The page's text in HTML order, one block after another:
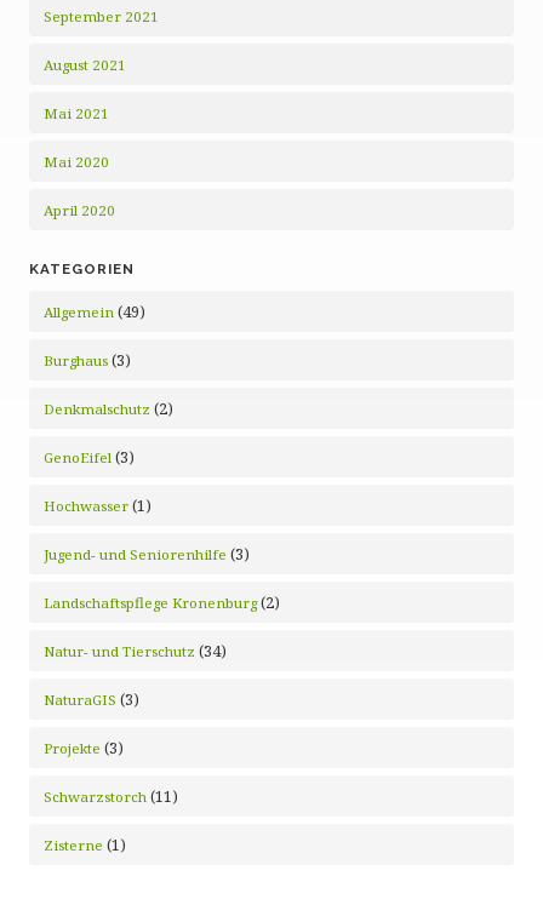
September 2021
August 2021
Mai 2021
Mai 2020
April 2020
KATEGORIEN
Allgemein (49)
Burghaus (3)
Denkmalschutz (2)
GenoEifel (3)
Hochwasser (1)
Jugend- und Seniorenhilfe (3)
Landschaftspflege Kronenburg(2)
Natur- und Tierschutz (34)
NaturaGIS (3)
Projekte (3)
Schwarzstorch (11)
Zisterne (1)